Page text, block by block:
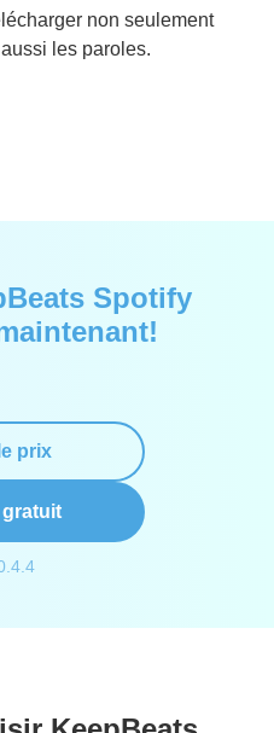
non seulement
les paroles.
Spotify
gratuit
prix